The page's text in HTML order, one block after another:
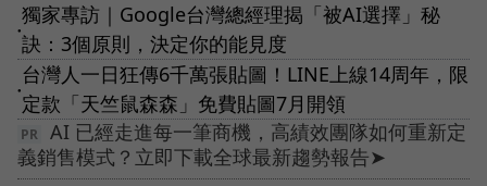
●
獨家專訪｜Google台灣總經理揭「被AI選擇」秘
訣：3個原則，決定你的能見度
●
台灣人一日狂傳6千萬張貼圖！LINE上線14周年，限
定款「天竺鼠森森」免費貼圖7月開領
AI 已經走進每一筆商機，高績效團隊如何重新定
義銷售模式？立即下載全球最新趨勢報告➤